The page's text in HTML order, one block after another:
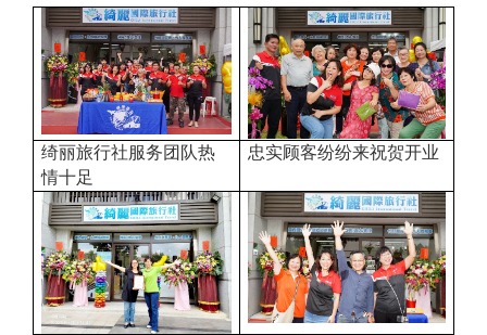
绮丽旅行社服务团队热
情十足
忠实顾客纷纷来祝贺开业